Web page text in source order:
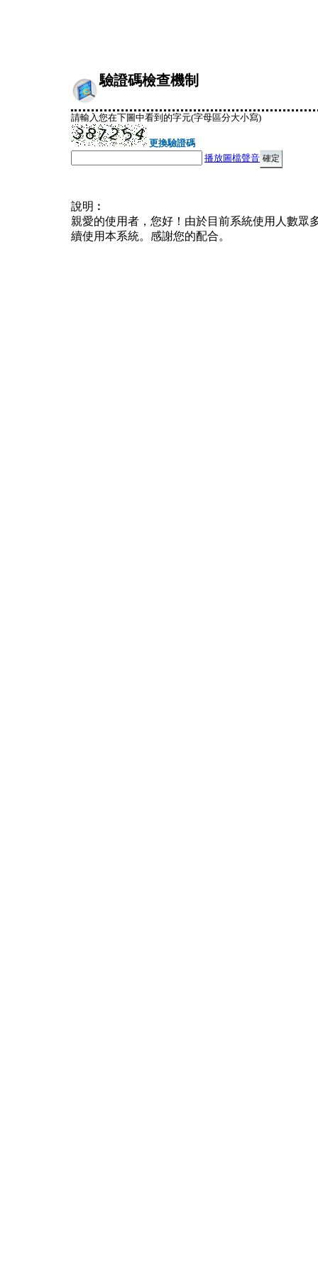
驗證碼檢查機制
請輸入您在下圖中看到的字元(字母區分大小寫)
更換驗證碼
播放圖檔聲音
說明︰
親愛的使用者，您好！由於目前系統使用人數眾
續使用本系統。感謝您的配合。